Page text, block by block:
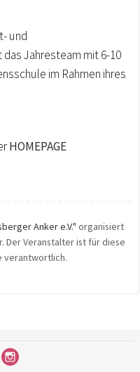
und
Jahresteam mit 6-10
im Rahmen ihres
HOMEPAGE
Anker e.V." organisiert
Der Veranstalter ist für diese
verantwortlich.